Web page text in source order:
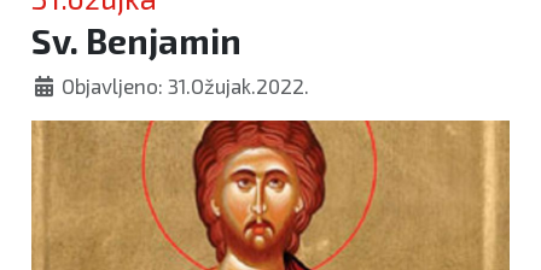
Sv. Benjamin
Objavljeno: 31.Ožujak.2022.